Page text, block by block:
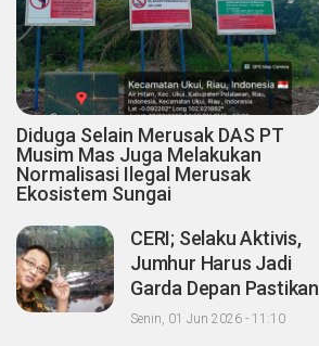
Diduga Selain Merusak DAS PT
Musim Mas Juga Melakukan
Normalisasi Ilegal Merusak
Ekosistem Sungai
CERI; Selaku Aktivis,
Jumhur Harus Jadi
Garda Depan Pastikan
Kondisi Lingkungan
Senin, 01 Jun 2026 - 11:10